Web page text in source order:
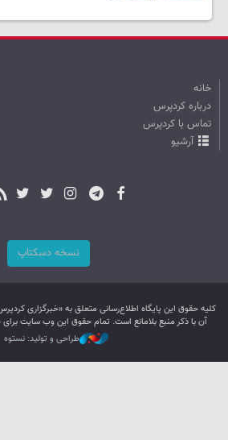
خانه
درباره کردپرس
تماس با کردپرس
آرشیو
نسخه دسکتاپ
کليه حقوق اين پایگاه اطلاع‌رسانی متعلق به «خبرگزاری
آن با ذکر منبع بلامانع است. تمام حقوق این وب سایت
طراحی و تولید: نستوه